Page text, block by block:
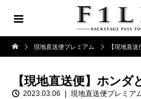
現地直送便プレミアム 【現地直
【現地直送便】ホンダ
2023.03.06 現地直送便プレミア